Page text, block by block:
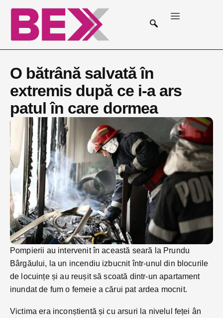
O bătrână salvată în
extremis după ce i-a ars
patul în care dormea
Pompierii au intervenit în această seară la Prundu
Bârgăului, la un incendiu izbucnit într-unul din blocurile
de locuințe și au reușit să scoată dintr-un apartament
inundat de fum o femeie a cărui pat ardea mocnit.
Victima era inconștientă și cu arsuri la nivelul feței ân